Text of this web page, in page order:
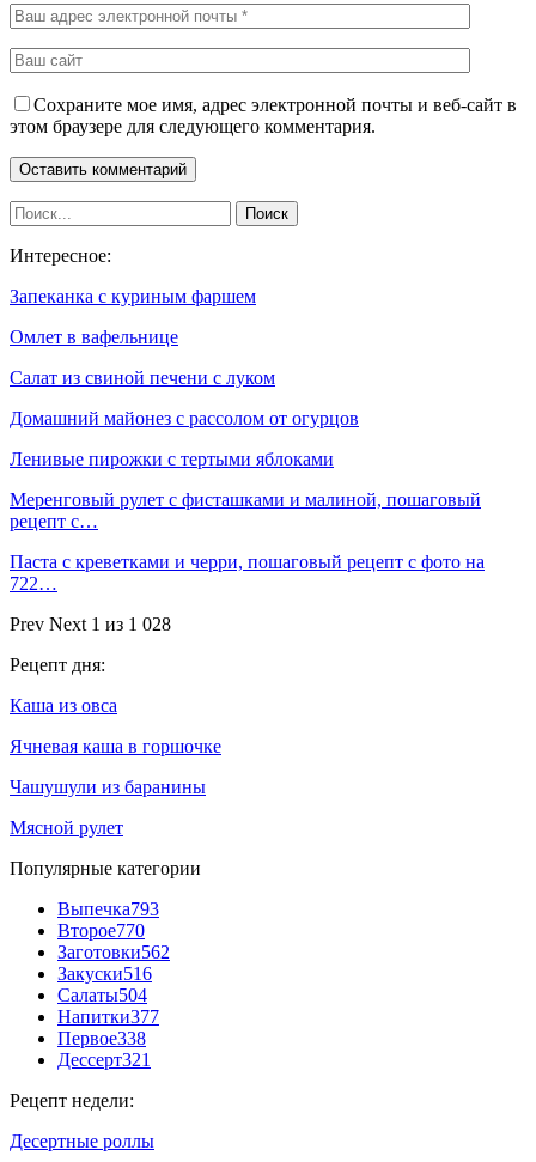
Сохраните мое имя, адрес электронной почты и веб-сайт в
этом браузере для следующего комментария.
Интересное:
Запеканка с куриным фаршем
Омлет в вафельнице
Салат из свиной печени с луком
Домашний майонез с рассолом от огурцов
Ленивые пирожки с тертыми яблоками
Меренговый рулет с фисташками и малиной, пошаговый
рецепт с…
Паста с креветками и черри, пошаговый рецепт с фото на
722…
Prev Next 1 из 1 028
Рецепт дня:
Каша из овса
Ячневая каша в горшочке
Чашушули из баранины
Мясной рулет
Популярные категории
Выпечка793
Второе770
Заготовки562
Закуски516
Салаты504
Напитки377
Первое338
Дессерт321
Рецепт недели:
Десертные роллы